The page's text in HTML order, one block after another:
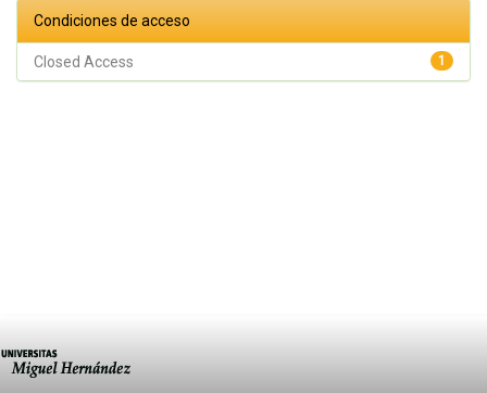
Condiciones de acceso
1
Closed Access